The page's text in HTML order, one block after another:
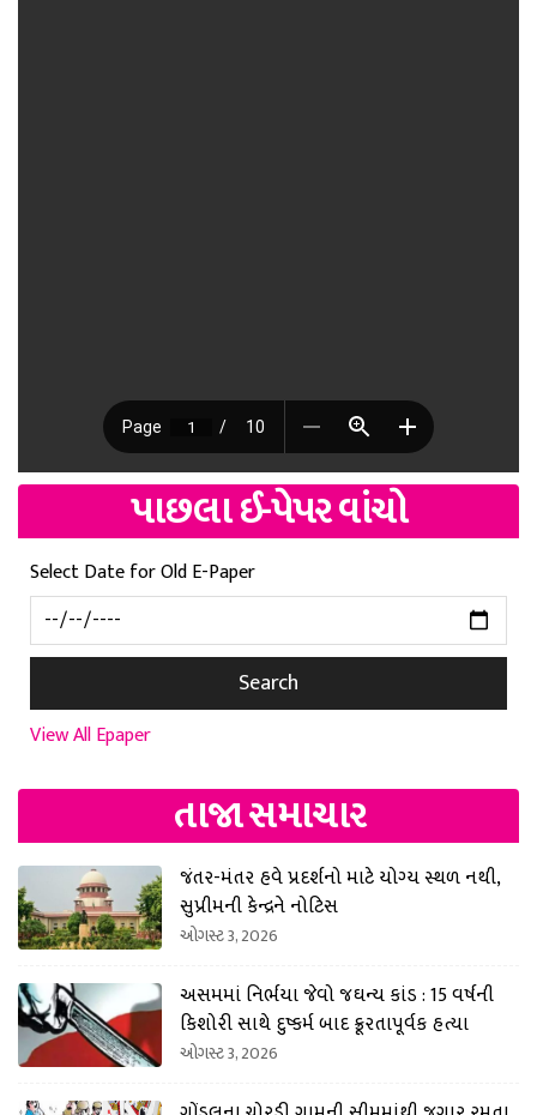
પાછલા ઈ-પેપર વાંચો
Select Date for Old E-Paper
Search
View All Epaper
તાજા સમાચાર
જંતર-મંતર હવે પ્રદર્શનો માટે યોગ્ય સ્થળ નથી,
સુપ્રીમની કેન્દ્રને નોટિસ
ઓગસ્ટ 3, 2026
અસમમાં નિર્ભયા જેવો જઘન્ય કાંડ : 15 વર્ષની
કિશોરી સાથે દુષ્કર્મ બાદ ક્રૂરતાપૂર્વક હત્યા
ઓગસ્ટ 3, 2026